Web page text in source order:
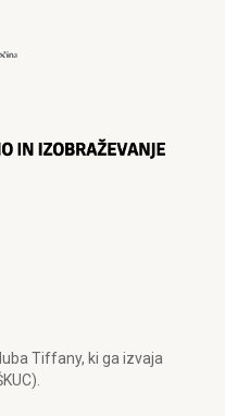
Tiffany, ki ga izvaja